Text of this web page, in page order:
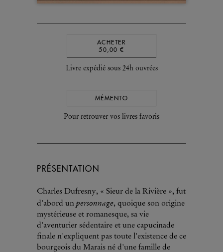
ACHETER
50,00 €
Livre expédié sous 24h ouvrées
MÉMENTO
Pour retrouver vos livres favoris
PRÉSENTATION
Charles Dufresny, « Sieur de la Rivière », fut
d'abord un personnage, quoique son origine
mystérieuse et romanesque, sa vie
d'aventurier sédentaire et une capucinade
finale n'expliquent pas toute l'existence de ce
bourgeois du Marais né d'une famille de